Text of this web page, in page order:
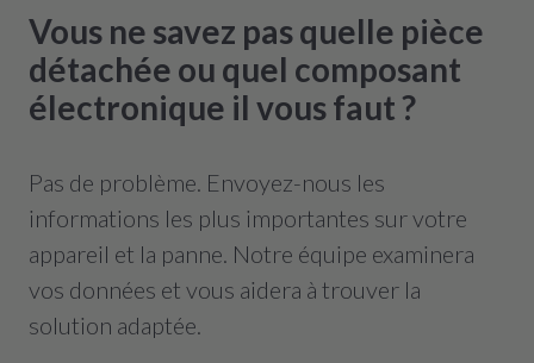
Vous ne savez pas quelle pièce
détachée ou quel composant
électronique il vous faut ?
Pas de problème. Envoyez-nous les
informations les plus importantes sur votre
appareil et la panne. Notre équipe examinera
vos données et vous aidera à trouver la
solution adaptée.